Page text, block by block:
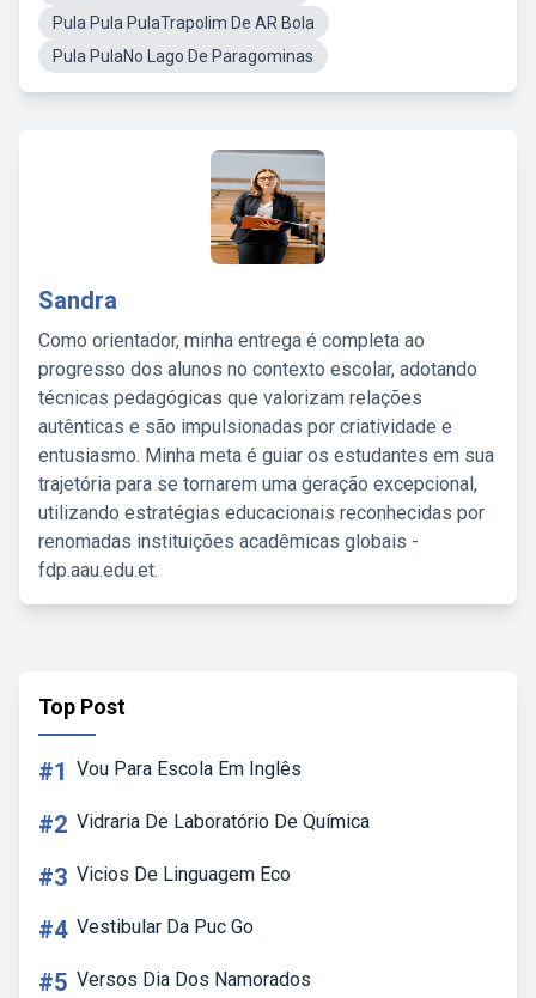
Pula Pula PulaTrapolim De AR Bola
Pula PulaNo Lago De Paragominas
Sandra
Como orientador, minha entrega é completa ao
progresso dos alunos no contexto escolar, adotando
técnicas pedagógicas que valorizam relações
autênticas e são impulsionadas por criatividade e
entusiasmo. Minha meta é guiar os estudantes em sua
trajetória para se tornarem uma geração excepcional,
utilizando estratégias educacionais reconhecidas por
renomadas instituições acadêmicas globais -
fdp.aau.edu.et.
Top Post
#1 Vou Para Escola Em Inglês
#2 Vidraria De Laboratório De Química
#3 Vicios De Linguagem Eco
#4 Vestibular Da Puc Go
#5 Versos Dia Dos Namorados